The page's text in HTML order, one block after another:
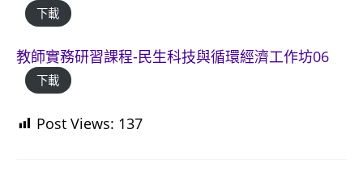
下載
教師實務研習課程-民生科技與循環經濟工作坊06
下載
Post Views: 137